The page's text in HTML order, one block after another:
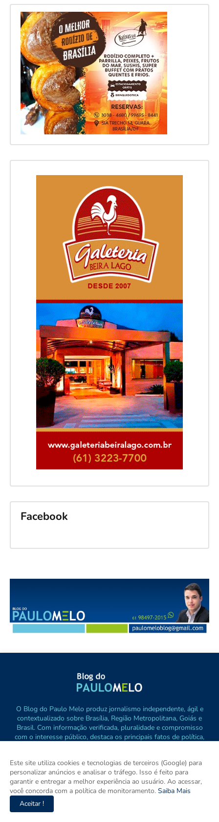
Facebook
O Blog do Paulo Melo produz jornalismo independente, ágil e
contextualizado sobre Brasília, Região Metropolitana, Goiás e
Brasil. Com informação verificada, pluralidade e compromisso
com o interesse público, destaca os principais fatos de política,
Este site utiliza cookies e tecnologias de terceiros (Google) para
personalizar anúncios e analisar o tráfego. Isso é feito para
garantir e entregar a melhor experiência ao usuário. Ao acessar,
você concorda com a política de monitoramento. Saiba Mais
Aceitar !